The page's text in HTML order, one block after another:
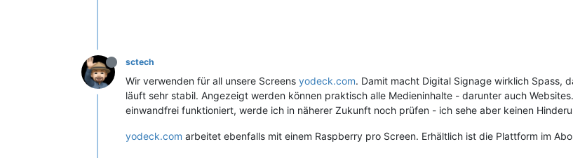
sctech
Wir verwenden für all unsere Screens yodeck.com. Damit macht Digital Signage wirklich Spass,
läuft sehr stabil. Angezeigt werden können praktisch alle Medieninhalte - darunter auch
einwandfrei funktioniert, werde ich in näherer Zukunft noch prüfen - ich sehe aber keinen
yodeck.com arbeitet ebenfalls mit einem Raspberry pro Screen. Erhältlich ist die Plattform im